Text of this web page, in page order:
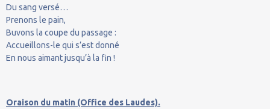
Du sang versé…
Prenons le pain,
Buvons la coupe du passage :
Accueillons-le qui s’est donné
En nous aimant jusqu’à la fin !
Oraison du matin (Office des Laudes).